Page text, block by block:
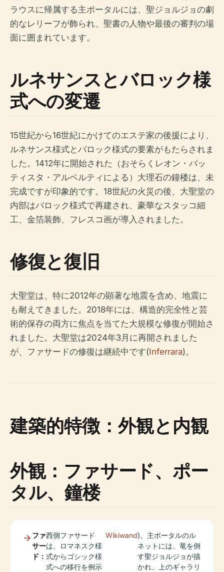
ラウスに帰属する主ポータルには、聖ジョルジョの劇
的なレリーフが飾られ、聖書の人物や最後の審判の場
面に囲まれています。
ルネサンスとバロック様
式への変遷
15世紀から16世紀にかけてのエステ家の後援により、
ルネサンス様式とバロック様式の要素がもたらされま
した。1412年に開始された（おそらくレオン・バッ
ティスタ・アルベルティによる）大理石の鐘楼は、未
完成ですが印象的です。18世紀の火災の後、大聖堂の
内部はバロック様式で再建され、豪華なスタッコ細
工、金箔装飾、フレスコ画が導入されました。
修復と復旧
大聖堂は、特に2012年の顕著な地震を含め、地震に
も耐えてきました。2018年には、構造的完全性と芸
術的保存の両方に焦点を当てた大規模な修復が開始さ
れました。大聖堂は2024年3月に再開されました
が、ファサードの修復は継続中です(Inferrara)。
建築的特徴：外観と内観
外観：ファサード、ポー
タル、鐘楼
ファ
サー
ド：
西側ファサード
は、ロマネスク様
式からゴシック様
式への移行を例示
Wikiwand)。主ポータルのル
ネットには、竜を倒
す聖ジョルジョが描
かれ、上のギャラリ